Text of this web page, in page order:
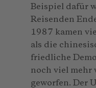
Beispiel dafür
Reisenden
1987 kamen
als die
friedliche
noch viel mehr
geworfen. Der